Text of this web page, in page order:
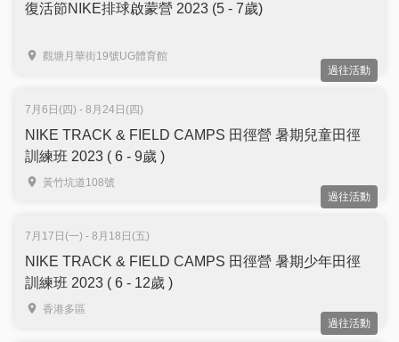
復活節NIKE排球啟蒙營 2023 (5 - 7歲)
觀塘月華街19號UG體育館
過往活動
7月6日(四) - 8月24日(四)
NIKE TRACK & FIELD CAMPS 田徑營 暑期兒童田徑
訓練班 2023 ( 6 - 9歲 )
黃竹坑道108號
過往活動
7月17日(一) - 8月18日(五)
NIKE TRACK & FIELD CAMPS 田徑營 暑期少年田徑
訓練班 2023 ( 6 - 12歲 )
香港多區
過往活動